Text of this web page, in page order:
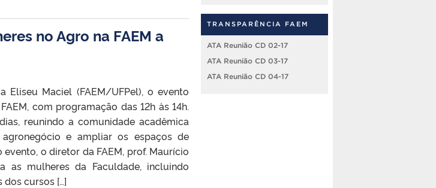
no Agro na FAEM a
Eliseu Maciel (FAEM/UFPel), o evento
com programação das 12h às 14h.
reunindo a comunidade acadêmica
e ampliar os espaços de
o diretor da FAEM, prof. Maurício
as mulheres da Faculdade, incluindo
dos cursos […]
TRANSPARÊNCIA FAEM
ATA Reunião CD 02-17
ATA Reunião CD 03-17
ATA Reunião CD 04-17